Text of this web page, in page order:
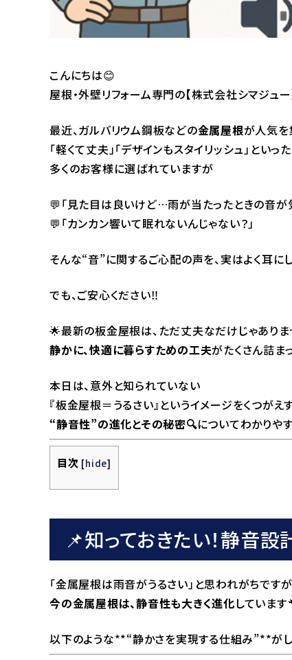
こんにちは😊
屋根・外壁リフォーム専門の【株式会社シマジュー
最近、ガルバリウム鋼板などの金属屋根が人気を
「軽くて丈夫」「デザインもスタイリッシュ」といっ
多くのお客様に選ばれていますが――
💬「見た目は良いけど…雨が当たったときの音が
💬「カンカン響いて眠れないんじゃない？」
そんな“音”に関するご心配の声を、実はよく耳に
でも、ご安心ください‼️
🌟最新の板金屋根は、ただ丈夫なだけじゃありま
静かに、快適に暮らすための工夫がたくさん詰ま
本日は、意外と知られていない
『板金屋根＝うるさい』というイメージをくつがえす
“静音性”の進化とその秘密🔍についてわかりや
目次 [hide]
📌知っておきたい！静音設
「金属屋根は雨音がうるさい」と思われがちですが
今の金属屋根は、静音性も大きく進化しています
以下のような**“静かさを実現する仕組み”**が